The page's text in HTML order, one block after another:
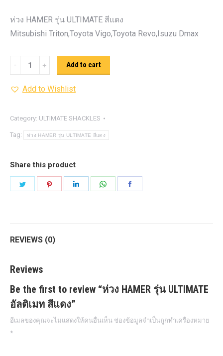
ห่วง HAMER รุ่น ULTIMATE สีแดง
Mitsubishi Triton,Toyota Vigo,Toyota Revo,Isuzu Dmax
HAMER
รุ่น
อัล
ติ
สี
quantity
Add to cart
Add to Wishlist
Category: ULTIMATE SHACKLES
Tag: ห่วง HAMER รุ่น ULTIMATE สีแดง
Share this product
REVIEWS (0)
Reviews
Be the first to review “ห่วง HAMER รุ่น ULTIMATE
อัลติเมท สีแดง”
อีเมลของคุณจะไม่แสดงให้คนอื่นเห็น ช่องข้อมูลจำเป็นถูกทำเครื่องหมาย
*